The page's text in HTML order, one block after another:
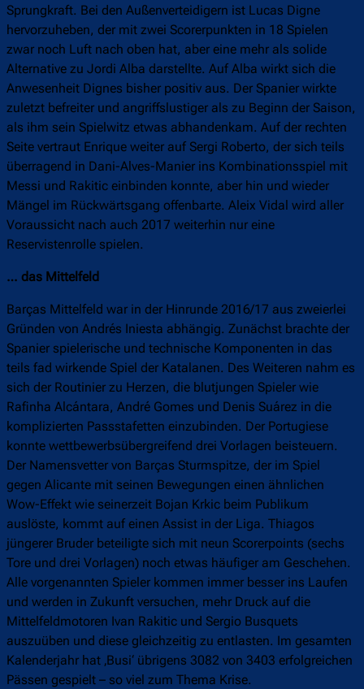
Sprungkraft. Bei den Außenverteidigern ist Lucas Digne
hervorzuheben, der mit zwei Scorerpunkten in 18 Spielen
zwar noch Luft nach oben hat, aber eine mehr als solide
Alternative zu Jordi Alba darstellte. Auf Alba wirkt sich die
Anwesenheit Dignes bisher positiv aus. Der Spanier wirkte
zuletzt befreiter und angriffslustiger als zu Beginn der Saison,
als ihm sein Spielwitz etwas abhandenkam. Auf der rechten
Seite vertraut Enrique weiter auf Sergi Roberto, der sich teils
überragend in Dani-Alves-Manier ins Kombinationsspiel mit
Messi und Rakitic einbinden konnte, aber hin und wieder
Mängel im Rückwärtsgang offenbarte. Aleix Vidal wird aller
Voraussicht nach auch 2017 weiterhin nur eine
Reservistenrolle spielen.
… das Mittelfeld
Barças Mittelfeld war in der Hinrunde 2016/17 aus zweierlei
Gründen von Andrés Iniesta abhängig. Zunächst brachte der
Spanier spielerische und technische Komponenten in das
teils fad wirkende Spiel der Katalanen. Des Weiteren nahm es
sich der Routinier zu Herzen, die blutjungen Spieler wie
Rafinha Alcántara, André Gomes und Denis Suárez in die
komplizierten Passstafetten einzubinden. Der Portugiese
konnte wettbewerbsübergreifend drei Vorlagen beisteuern.
Der Namensvetter von Barças Sturmspitze, der im Spiel
gegen Alicante mit seinen Bewegungen einen ähnlichen
Wow-Effekt wie seinerzeit Bojan Krkic beim Publikum
auslöste, kommt auf einen Assist in der Liga. Thiagos
jüngerer Bruder beteiligte sich mit neun Scorerpoints (sechs
Tore und drei Vorlagen) noch etwas häufiger am Geschehen.
Alle vorgenannten Spieler kommen immer besser ins Laufen
und werden in Zukunft versuchen, mehr Druck auf die
Mittelfeldmotoren Ivan Rakitic und Sergio Busquets
auszuüben und diese gleichzeitig zu entlasten. Im gesamten
Kalenderjahr hat ‚Busi‘ übrigens 3082 von 3403 erfolgreichen
Pässen gespielt – so viel zum Thema Krise.